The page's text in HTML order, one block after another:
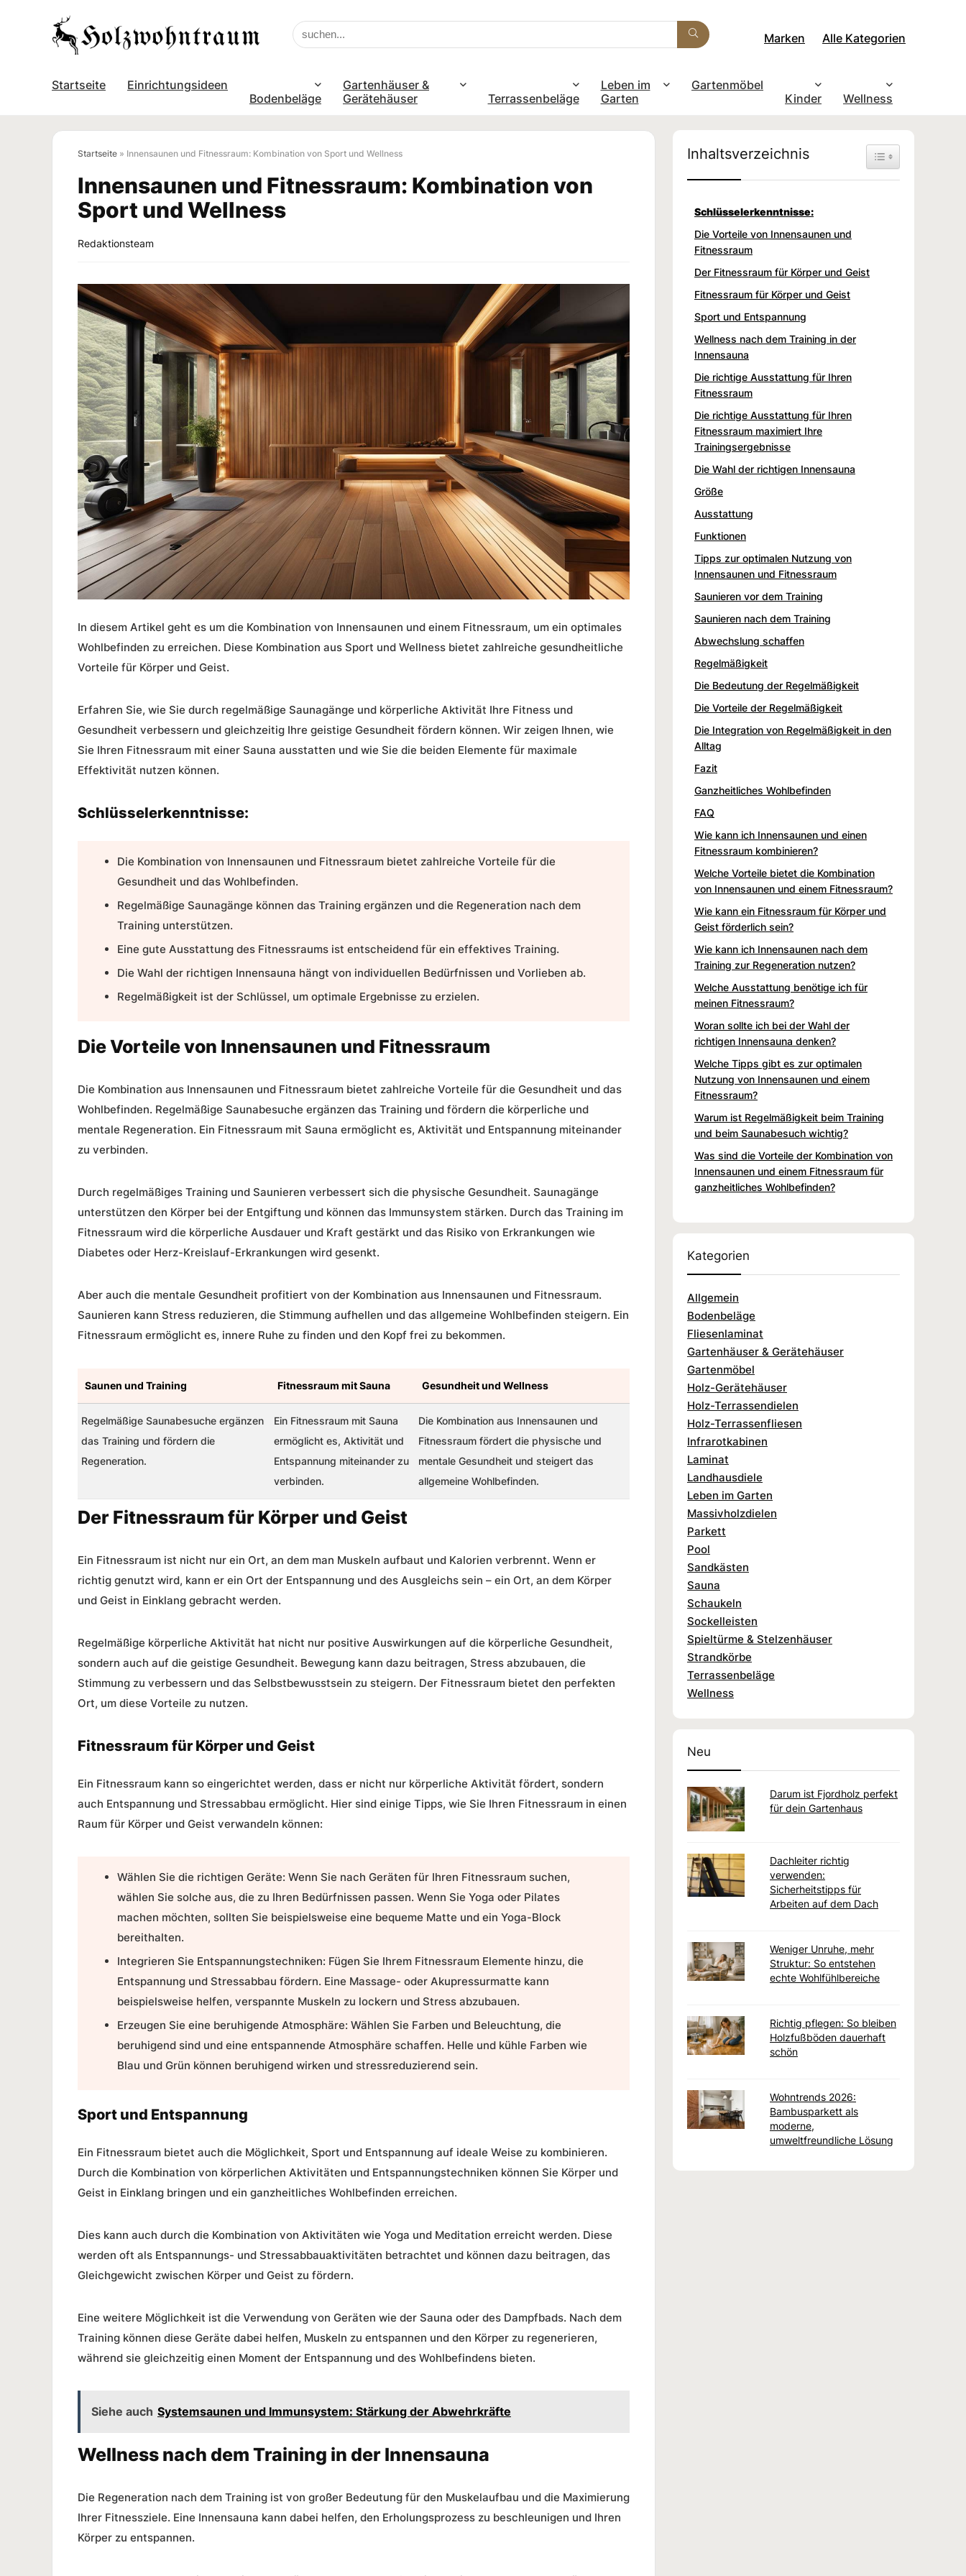
Marken Alle Kategorien
Startseite
Einrichtungsideen
Bodenbeläge
Gartenhäuser &
Gerätehäuser
Terrassenbeläge
Leben im
Garten
Gartenmöbel
Kinder
Wellness
Startseite » Innensaunen und Fitnessraum: Kombination von Sport und Wellness
Innensaunen und Fitnessraum: Kombination von
Sport und Wellness
Redaktionsteam
In diesem Artikel geht es um die Kombination von Innensaunen und einem Fitnessraum, um ein optimales
Wohlbefinden zu erreichen. Diese Kombination aus Sport und Wellness bietet zahlreiche gesundheitliche
Vorteile für Körper und Geist.
Erfahren Sie, wie Sie durch regelmäßige Saunagänge und körperliche Aktivität Ihre Fitness und
Gesundheit verbessern und gleichzeitig Ihre geistige Gesundheit fördern können. Wir zeigen Ihnen, wie
Sie Ihren Fitnessraum mit einer Sauna ausstatten und wie Sie die beiden Elemente für maximale
Effektivität nutzen können.
Schlüsselerkenntnisse:
Die Kombination von Innensaunen und Fitnessraum bietet zahlreiche Vorteile für die
Gesundheit und das Wohlbefinden.
Regelmäßige Saunagänge können das Training ergänzen und die Regeneration nach dem
Training unterstützen.
Eine gute Ausstattung des Fitnessraums ist entscheidend für ein effektives Training.
Die Wahl der richtigen Innensauna hängt von individuellen Bedürfnissen und Vorlieben ab.
Regelmäßigkeit ist der Schlüssel, um optimale Ergebnisse zu erzielen.
Die Vorteile von Innensaunen und Fitnessraum
Die Kombination aus Innensaunen und Fitnessraum bietet zahlreiche Vorteile für die Gesundheit und das
Wohlbefinden. Regelmäßige Saunabesuche ergänzen das Training und fördern die körperliche und
mentale Regeneration. Ein Fitnessraum mit Sauna ermöglicht es, Aktivität und Entspannung miteinander
zu verbinden.
Durch regelmäßiges Training und Saunieren verbessert sich die physische Gesundheit. Saunagänge
unterstützen den Körper bei der Entgiftung und können das Immunsystem stärken. Durch das Training im
Fitnessraum wird die körperliche Ausdauer und Kraft gestärkt und das Risiko von Erkrankungen wie
Diabetes oder Herz-Kreislauf-Erkrankungen wird gesenkt.
Aber auch die mentale Gesundheit profitiert von der Kombination aus Innensaunen und Fitnessraum.
Saunieren kann Stress reduzieren, die Stimmung aufhellen und das allgemeine Wohlbefinden steigern. Ein
Fitnessraum ermöglicht es, innere Ruhe zu finden und den Kopf frei zu bekommen.
Saunen und Training Fitnessraum mit Sauna Gesundheit und Wellness
Regelmäßige Saunabesuche ergänzen
das Training und fördern die
Regeneration.
Ein Fitnessraum mit Sauna
ermöglicht es, Aktivität und
Entspannung miteinander zu
verbinden.
Die Kombination aus Innensaunen und
Fitnessraum fördert die physische und
mentale Gesundheit und steigert das
allgemeine Wohlbefinden.
Der Fitnessraum für Körper und Geist
Ein Fitnessraum ist nicht nur ein Ort, an dem man Muskeln aufbaut und Kalorien verbrennt. Wenn er
richtig genutzt wird, kann er ein Ort der Entspannung und des Ausgleichs sein – ein Ort, an dem Körper
und Geist in Einklang gebracht werden.
Regelmäßige körperliche Aktivität hat nicht nur positive Auswirkungen auf die körperliche Gesundheit,
sondern auch auf die geistige Gesundheit. Bewegung kann dazu beitragen, Stress abzubauen, die
Stimmung zu verbessern und das Selbstbewusstsein zu steigern. Der Fitnessraum bietet den perfekten
Ort, um diese Vorteile zu nutzen.
Fitnessraum für Körper und Geist
Ein Fitnessraum kann so eingerichtet werden, dass er nicht nur körperliche Aktivität fördert, sondern
auch Entspannung und Stressabbau ermöglicht. Hier sind einige Tipps, wie Sie Ihren Fitnessraum in einen
Raum für Körper und Geist verwandeln können:
Wählen Sie die richtigen Geräte: Wenn Sie nach Geräten für Ihren Fitnessraum suchen,
wählen Sie solche aus, die zu Ihren Bedürfnissen passen. Wenn Sie Yoga oder Pilates
machen möchten, sollten Sie beispielsweise eine bequeme Matte und ein Yoga-Block
bereithalten.
Integrieren Sie Entspannungstechniken: Fügen Sie Ihrem Fitnessraum Elemente hinzu, die
Entspannung und Stressabbau fördern. Eine Massage- oder Akupressurmatte kann
beispielsweise helfen, verspannte Muskeln zu lockern und Stress abzubauen.
Erzeugen Sie eine beruhigende Atmosphäre: Wählen Sie Farben und Beleuchtung, die
beruhigend sind und eine entspannende Atmosphäre schaffen. Helle und kühle Farben wie
Blau und Grün können beruhigend wirken und stressreduzierend sein.
Sport und Entspannung
Ein Fitnessraum bietet auch die Möglichkeit, Sport und Entspannung auf ideale Weise zu kombinieren.
Durch die Kombination von körperlichen Aktivitäten und Entspannungstechniken können Sie Körper und
Geist in Einklang bringen und ein ganzheitliches Wohlbefinden erreichen.
Dies kann auch durch die Kombination von Aktivitäten wie Yoga und Meditation erreicht werden. Diese
werden oft als Entspannungs- und Stressabbauaktivitäten betrachtet und können dazu beitragen, das
Gleichgewicht zwischen Körper und Geist zu fördern.
Eine weitere Möglichkeit ist die Verwendung von Geräten wie der Sauna oder des Dampfbads. Nach dem
Training können diese Geräte dabei helfen, Muskeln zu entspannen und den Körper zu regenerieren,
während sie gleichzeitig einen Moment der Entspannung und des Wohlbefindens bieten.
Siehe auch Systemsaunen und Immunsystem: Stärkung der Abwehrkräfte
Wellness nach dem Training in der Innensauna
Die Regeneration nach dem Training ist von großer Bedeutung für den Muskelaufbau und die Maximierung
Ihrer Fitnessziele. Eine Innensauna kann dabei helfen, den Erholungsprozess zu beschleunigen und Ihren
Körper zu entspannen.
Inhaltsverzeichnis Toggle Table of
Schlüsselerkenntnisse:
Die Vorteile von Innensaunen und
Fitnessraum
Der Fitnessraum für Körper und Geist
Fitnessraum für Körper und Geist
Sport und Entspannung
Wellness nach dem Training in der
Innensauna
Die richtige Ausstattung für Ihren
Fitnessraum
Die richtige Ausstattung für Ihren
Fitnessraum maximiert Ihre
Trainingsergebnisse
Die Wahl der richtigen Innensauna
Größe
Ausstattung
Funktionen
Tipps zur optimalen Nutzung von
Innensaunen und Fitnessraum
Saunieren vor dem Training
Saunieren nach dem Training
Abwechslung schaffen
Regelmäßigkeit
Die Bedeutung der Regelmäßigkeit
Die Vorteile der Regelmäßigkeit
Die Integration von Regelmäßigkeit in den
Alltag
Fazit
Ganzheitliches Wohlbefinden
FAQ
Wie kann ich Innensaunen und einen
Fitnessraum kombinieren?
Welche Vorteile bietet die Kombination
von Innensaunen und einem Fitnessraum?
Wie kann ein Fitnessraum für Körper und
Geist förderlich sein?
Wie kann ich Innensaunen nach dem
Training zur Regeneration nutzen?
Welche Ausstattung benötige ich für
meinen Fitnessraum?
Woran sollte ich bei der Wahl der
richtigen Innensauna denken?
Welche Tipps gibt es zur optimalen
Nutzung von Innensaunen und einem
Fitnessraum?
Warum ist Regelmäßigkeit beim Training
und beim Saunabesuch wichtig?
Was sind die Vorteile der Kombination von
Innensaunen und einem Fitnessraum für
ganzheitliches Wohlbefinden?
Kategorien
Allgemein
Bodenbeläge
Fliesenlaminat
Gartenhäuser & Gerätehäuser
Gartenmöbel
Holz-Gerätehäuser
Holz-Terrassendielen
Holz-Terrassenfliesen
Infrarotkabinen
Laminat
Landhausdiele
Leben im Garten
Massivholzdielen
Parkett
Pool
Sandkästen
Sauna
Schaukeln
Sockelleisten
Spieltürme & Stelzenhäuser
Strandkörbe
Terrassenbeläge
Wellness
Neu
Darum ist Fjordholz perfekt
für dein Gartenhaus
Dachleiter richtig
verwenden:
Sicherheitstipps für
Arbeiten auf dem Dach
Weniger Unruhe, mehr
Struktur: So entstehen
echte Wohlfühlbereiche
Richtig pflegen: So bleiben
Holzfußböden dauerhaft
schön
Wohntrends 2026:
Bambusparkett als
moderne,
umweltfreundliche Lösung